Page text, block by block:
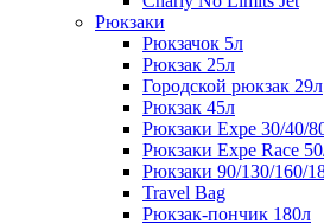
Рюкзаки
Рюкзачок 5л
Рюкзак 25л
Городской рюкзак 29л
Рюкзак 45л
Рюкзаки Expe 30/40/
Рюкзаки Expe Race
Рюкзаки 90/130/160/
Travel Bag
Рюкзак-пончик 180л